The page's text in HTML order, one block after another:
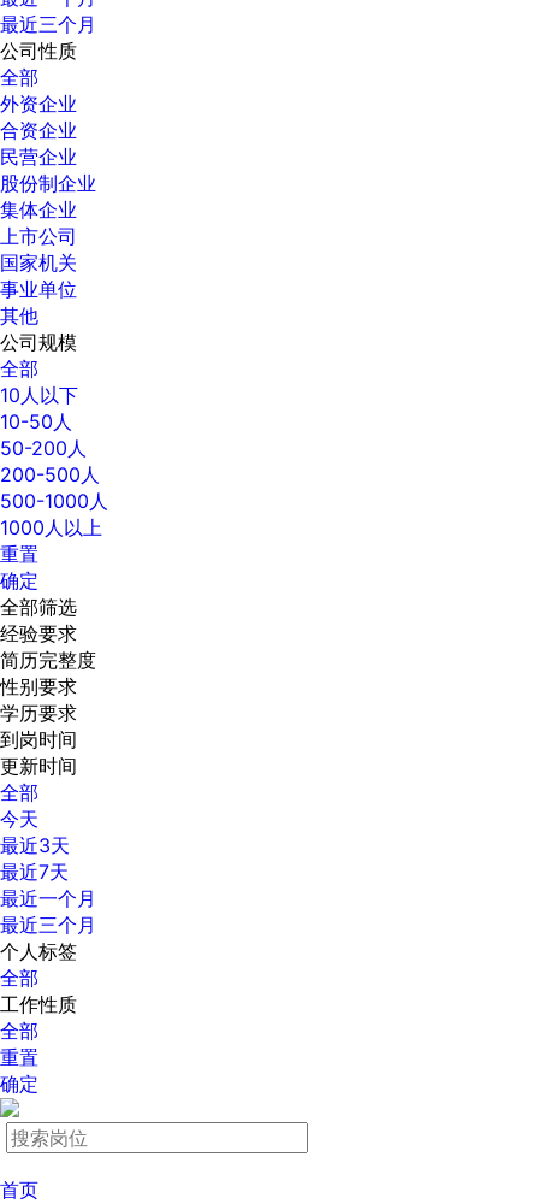
最近三个月
公司性质
全部
外资企业
合资企业
民营企业
股份制企业
集体企业
上市公司
国家机关
事业单位
其他
公司规模
全部
10人以下
10-50人
50-200人
200-500人
500-1000人
1000人以上
重置
确定
全部筛选
经验要求
简历完整度
性别要求
学历要求
到岗时间
更新时间
全部
今天
最近3天
最近7天
最近一个月
最近三个月
个人标签
全部
工作性质
全部
重置
确定
首页